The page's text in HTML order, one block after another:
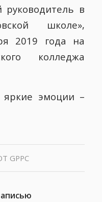
руководитель в
школе»,
2019 года на
колледжа
яркие эмоции –
GPPC